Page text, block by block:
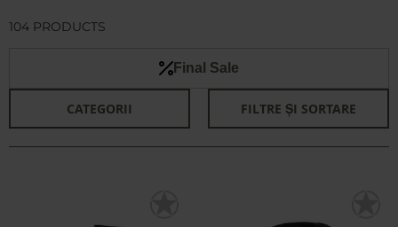
Final Sale
CATEGORII FILTRE ȘI SORTARE
104 PRODUCTS